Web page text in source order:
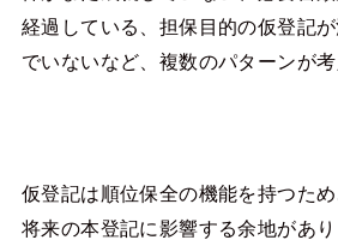
経過している、担保目的の仮登記
でいないなど、複数のパターンが考
仮登記は順位保全の機能を持つた
将来の本登記に影響する余地があ